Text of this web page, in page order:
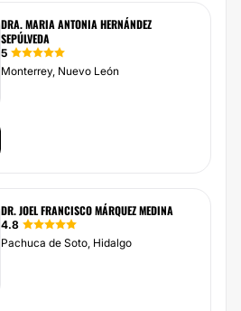
DRA. MARIA ANTONIA HERNÁNDEZ
SEPÚLVEDA
5
Monterrey, Nuevo León
DR. JOEL FRANCISCO MÁRQUEZ MEDINA
4.8
Pachuca de Soto, Hidalgo